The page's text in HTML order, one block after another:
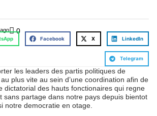
0
Facebook X LinkedIn
Telegram
les leaders des partis politiques de
au plus vite au sein d’une coordination afin de
dictatorial des hauts fonctionaires qui regne
sans partage dans notre pays depuis bientot
notre democratie en otage.